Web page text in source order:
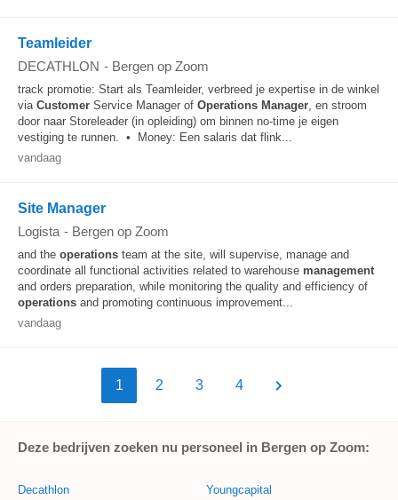
Teamleider
DECATHLON - Bergen op Zoom
track promotie: Start als Teamleider, verbreed je expertise in de winkel
via Customer Service Manager of Operations Manager, en stroom
door naar Storeleader (in opleiding) om binnen no-time je eigen
vestiging te runnen. • Money: Een salaris dat flink...
vandaag
Site Manager
Logista - Bergen op Zoom
and the operations team at the site, will supervise, manage and
coordinate all functional activities related to warehouse management
and orders preparation, while monitoring the quality and efficiency of
operations and promoting continuous improvement...
vandaag
1 2 3 4
Deze bedrijven zoeken nu personeel in Bergen op Zoom:
Decathlon Youngcapital